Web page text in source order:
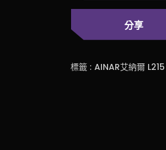
分享
標籤 : AINAR艾納爾